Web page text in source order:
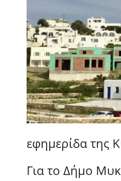
εφημερίδα της
Για το Δήμο